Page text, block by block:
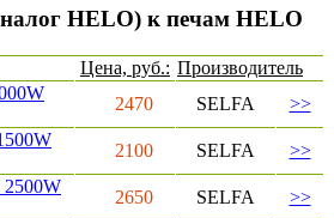
HELO) к печам HELO
Цена, руб.: Производитель
2470 SELFA
>>
2100 SELFA
>>
2650 SELFA >>